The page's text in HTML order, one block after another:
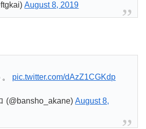
August 8, 2019
pic.twitter.com/dAzZ1CGKdp
(@bansho_akane)August 8,